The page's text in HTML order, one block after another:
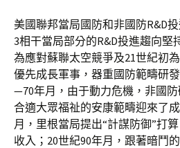
美國聯邦當局國防和非國防R&D
3相干當局部分的R&D投進趨向堅
為應對蘇聯太空競爭及21世紀初
優先成長軍事，器重國防範疇研
—70年月，由于動力危機，非國防
合適大眾福祉的安康範疇迎來了
月，里根當局提出“計謀防御”打
收入；20世紀90年月，跟著暗鬥